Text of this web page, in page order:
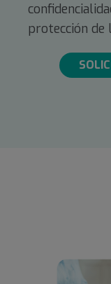
protección de